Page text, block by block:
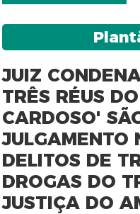
JUIZ
TRÊS RÉUS
CARDOSO'
JULGAMENTO
DELITOS DE
DROGAS DO
JUSTIÇA DO